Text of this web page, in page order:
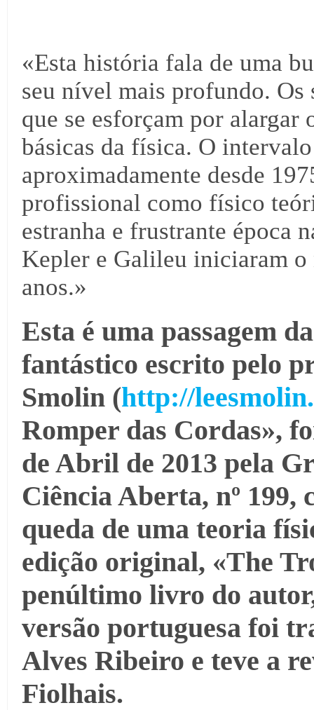
«Esta história fala de uma
seu nível mais profundo. Os
que se esforçam por alargar
básicas da física. O
aproximadamente desde
profissional como físico
estranha e frustrante época
Kepler e Galileu iniciaram
anos.»
Esta é uma passagem
fantástico escrito pelo
Smolin (http://
Romper das Cordas»,
de Abril de 2013 pela
Ciência Aberta, nº 199,
queda de uma teoria
edição original, «The
penúltimo livro do
versão portuguesa foi
Alves Ribeiro e teve a
Fiolhais.